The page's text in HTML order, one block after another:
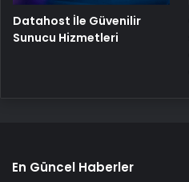
Datahost İle Güvenilir
Sunucu Hizmetleri
En Güncel Haberler